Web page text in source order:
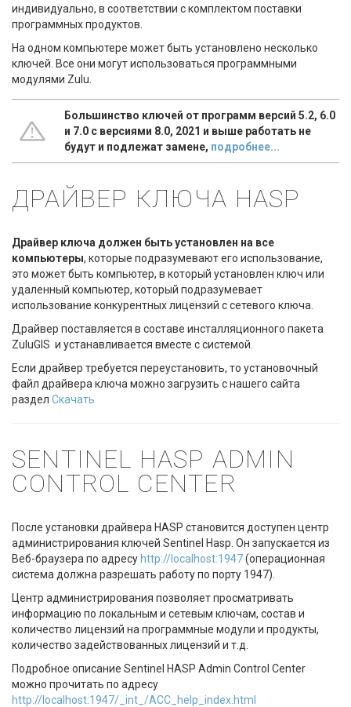
индивидуально, в соответствии с комплектом поставки
программных продуктов.
На одном компьютере может быть установлено несколько
ключей. Все они могут использоваться программными
модулями Zulu.
Большинство ключей от программ версий 5.2, 6.0
и 7.0 с версиями 8.0, 2021 и выше работать не
будут и подлежат замене, подробнее...
ДРАЙВЕР КЛЮЧА HASP
Драйвер ключа должен быть установлен на все
компьютеры, которые подразумевают его использование,
это может быть компьютер, в который установлен ключ или
удаленный компьютер, который подразумевает
использование конкурентных лицензий с сетевого ключа.
Драйвер поставляется в составе инсталляционного пакета
ZuluGIS и устанавливается вместе с системой.
Если драйвер требуется переустановить, то установочный
файл драйвера ключа можно загрузить с нашего сайта
раздел Скачать
SENTINEL HASP ADMIN
CONTROL CENTER
После установки драйвера HASP становится доступен центр
администрирования ключей Sentinel Hasp. Он запускается из
Веб-браузера по адресу http://localhost:1947(операционная
система должна разрешать работу по порту 1947).
Центр администрирования позволяет просматривать
информацию по локальным и сетевым ключам, состав и
количество лицензий на программные модули и продукты,
количество задействованных лицензий и т.д.
Подробное описание Sentinel HASP Admin Control Center
можно прочитать по адресу
http://localhost:1947/_int_/ACC_help_index.html